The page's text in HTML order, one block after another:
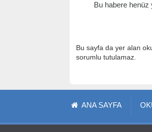
Bu habere henüz
Bu sayfa da yer alan
sorumlu tutulamaz.
ANA SAYFA